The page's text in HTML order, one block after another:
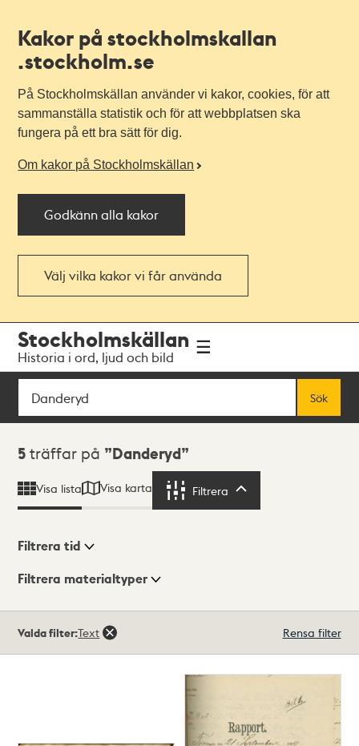
Kakor på stockholmskallan
.stockholm.se
På Stockholmskällan använder vi kakor, cookies, för att
sammanställa statistik och för att webbplatsen ska
fungera på ett bra sätt för dig.
Om kakor på Stockholmskällan
Godkänn alla kakor
Välj vilka kakor vi får använda
navigationen
huvudinnehållet
Stockholmskällan
Historia i ord, ljud och bild
Sök
Sök
Sökresultat
5 träffar på Danderyd
Visa lista Visa karta Filtrera
Visningsläge
Filtrera tid
Filtrera materialtyper
träffar
Valda filter:Text Rensa filter